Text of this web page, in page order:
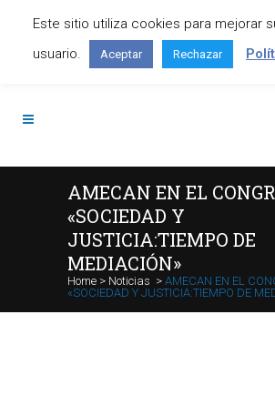
Contáctanos: +34 645 295 966
AMECAN EN EL
«SOCIEDAD Y
JUSTICIA:TIEMPO DE
MEDIACIÓN»
Home > Noticias > AMECAN EN EL
«SOCIEDAD Y JUSTICIA:TIEMPO DE
Este sitio utiliza cookies para mejorar
usuario.
Aceptar Rechazar